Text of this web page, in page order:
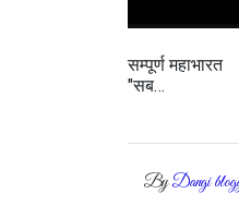
सम्पूर्ण महाभारत
"सब…
ByDangi